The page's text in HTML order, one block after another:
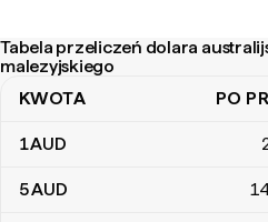
Tabela przeliczeń dolara
malezyjskiego
Tabela przeliczeń dolara
KWOTA PO
1AUD
5AUD